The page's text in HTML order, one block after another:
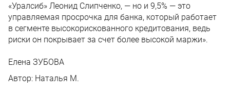
«Уралсиб» Леонид Слипченко, — но и 9,5% — это
управляемая просрочка для банка, который работает
в сегменте высокорискованного кредитования, ведь
риски он покрывает за счет более высокой маржи».
Елена ЗУБОВА
Автор: Наталья М.